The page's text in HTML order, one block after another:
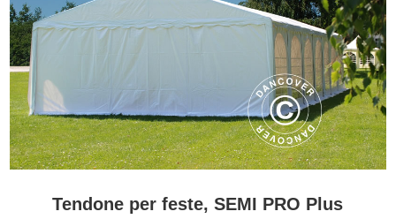
Tendone per feste, SEMI PRO Plus